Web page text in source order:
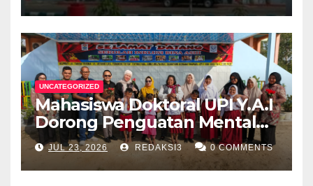
UNCATEGORIZED
Mahasiswa Doktoral UPI Y.A.I
Dorong Penguatan Mental
Keluarga Anak
Berkebutuhan Khusus di
Palembang
JUL 23, 2026 REDAKSI3 0 COMMENTS